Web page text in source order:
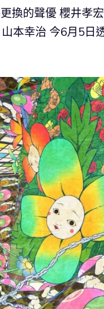
換的聲優 櫻井孝
本幸治 今6月5日